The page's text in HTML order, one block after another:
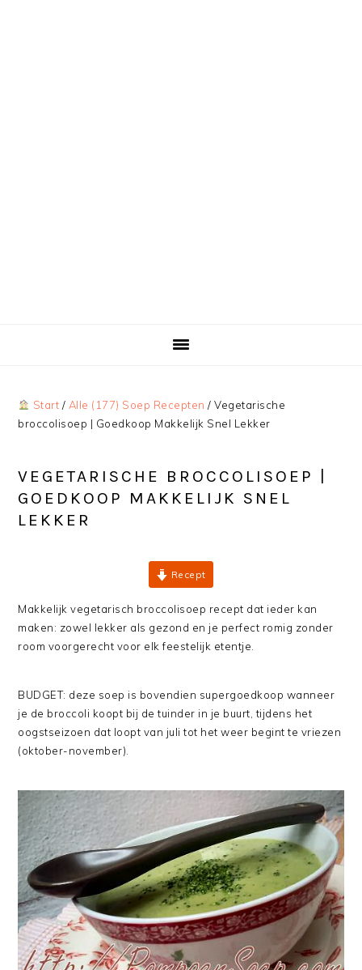
Start / Alle (177) Soep Recepten / Vegetarische
broccolisoep | Goedkoop Makkelijk Snel Lekker
VEGETARISCHE BROCCOLISOEP |
GOEDKOOP MAKKELIJK SNEL
LEKKER
Recept
Makkelijk vegetarisch broccolisoep recept dat ieder kan
maken: zowel lekker als gezond en je perfect romig zonder
room voorgerecht voor elk feestelijk etentje.
BUDGET: deze soep is bovendien supergoedkoop wanneer
je de broccoli koopt bij de tuinder in je buurt, tijdens het
oogstseizoen dat loopt van juli tot het weer begint te vriezen
(oktober-november).